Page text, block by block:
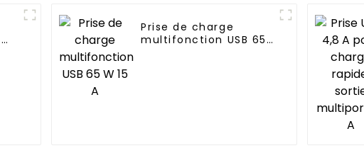
Prise de charge
multifonction USB 65